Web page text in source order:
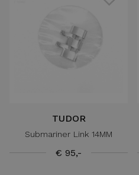
TUDOR
Submariner Link 14MM
€ 95,-